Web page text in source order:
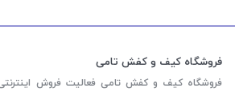
فروشگاه کیف و کفش تامی
فروشگاه کیف و کفش تامی فعالیت فروش